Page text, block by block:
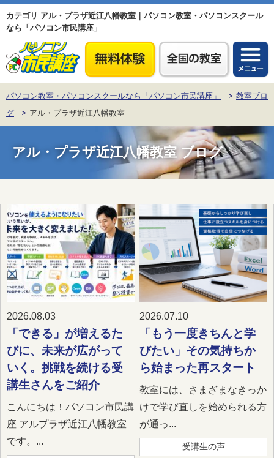
カテゴリ アル・プラザ近江八幡教室｜パソコン教室・パソコンスクール
なら「パソコン市民講座」
パソコン教室・パソコンスクールなら「パソコン市民講座」
教室ブロ
グ
アル・プラザ近江八幡教室
アル・プラザ近江八幡教室 ブログ
2026.08.03
「できる」が増えるた
びに、未来が広がって
いく。挑戦を続ける受
講生さんをご紹介
こんにちは！パソコン市民講
座 アルプラザ近江八幡教室
です。...
2026.07.10
「もう一度きちんと学
びたい」その気持ちか
ら始まった再スタート
教室には、さまざまなきっか
けで学び直しを始められる方
が通っ...
受講生の声